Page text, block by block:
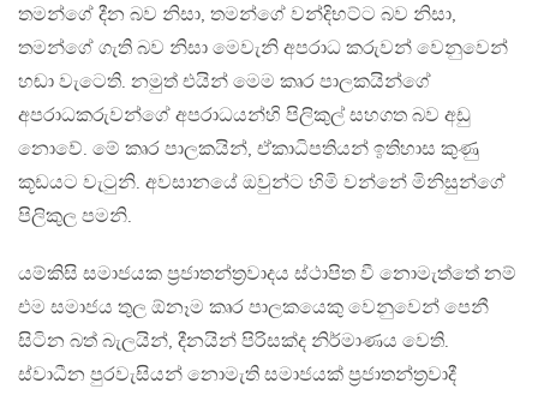
තමන්ගේ දීන බව නිසා, තමන්ගේ වන්දිභට්ට බව නිසා,
තමන්ගේ ගැති බව නිසා මෙවැනි අපරාධ කරුවන් වෙනුවෙන්
හඬා වැටෙති. නමුත් එයින් මෙම කෘර පාලකයින්ගේ
අපරාධකරුවන්ගේ අපරාධයන්හි පිලිකුල් සහගත බව අඩු
නොවේ. මේ කෘර පාලකයින්, ඒකාධිපතියන් ඉතිහාස කුණු
කූඩයට වැටුනි. අවසානයේ ඔවුන්ට හිමි වන්නේ මිනිසුන්ගේ
පිලිකුල පමනි.
යම්කිසි සමාජයක ප්‍රජාතන්ත්‍රවාදය ස්ථාපිත වී නොමැත්තේ නම්
එම සමාජය තුල ඕනෑම කෘර පාලකයෙකු වෙනුවෙන් පෙනී
සිටින බත් බැලයින්, දීනයින් පිරිසක්ද නිර්මාණය වෙති.
ස්වාධීන පුරවැසියන් නොමැති සමාජයක් ප්‍රජාතන්ත්‍රවාදී